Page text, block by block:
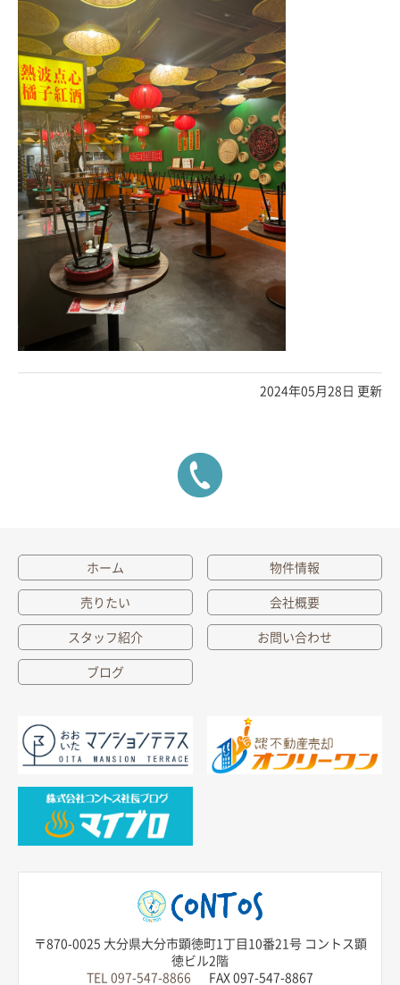
2024年05月28日 更新
ホーム
物件情報
売りたい
会社概要
スタッフ紹介
お問い合わせ
ブログ
〒870-0025 大分県大分市顕徳町1丁目10番21号 コントス顕
徳ビル2階
TEL 097-547-8866
FAX 097-547-8867